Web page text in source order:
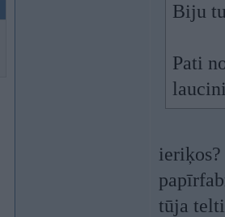
Biju
Pati
tūja